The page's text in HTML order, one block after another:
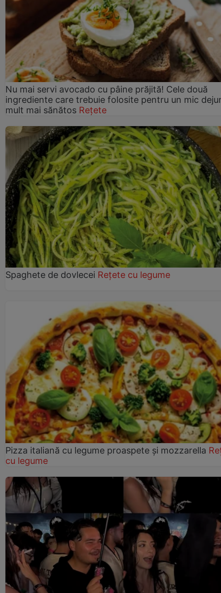
Nu mai servi avocado cu pâine prăjită! Cele două
ingrediente care trebuie folosite pentru un mic
mult mai sănătos Rețete
Spaghete de dovlecei Rețete cu legume
Pizza italiană cu legume proaspete și mozzarella
cu legume